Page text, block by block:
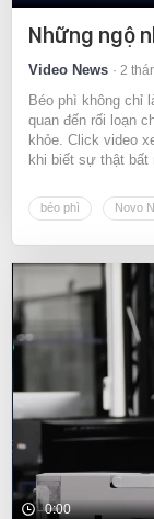
Những ngộ
Video News 2
Béo phì không chỉ
quan đến rối loạn
khỏe. Click video
khi biết sự thật bất
béo phì Novo
0:00